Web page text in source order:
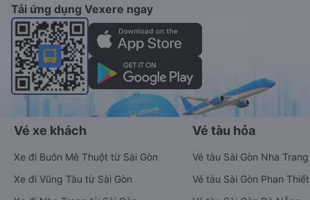
Tải ứng dụng Vexere ngay
Vé xe khách
Xe đi Buôn Mê Thuột từ Sài Gòn
Xe đi Vũng Tàu từ Sài Gòn
Vé tàu hỏa
Vé tàu Sài Gòn Nha Trang
Vé tàu Sài Gòn Phan Thiết